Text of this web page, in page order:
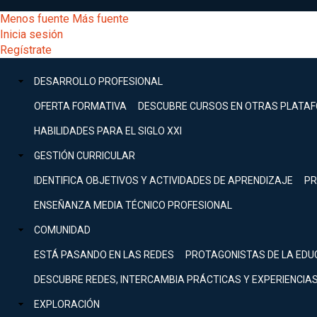
al
contenido
principal
[Educarchile
Escritorio]
Menú
entrar
mi
Menos fuente Más fuente
Inicia sesión
Regístrate
Menú
principal
DESARROLLO PROFESIONAL
OFERTA FORMATIVA DESCUBRE CURSOS EN OTRAS
HABILIDADES PARA EL SIGLO XXI
GESTIÓN CURRICULAR
IDENTIFICA OBJETIVOS Y ACTIVIDADES DE APRENDIZAJE
ENSEÑANZA MEDIA TÉCNICO PROFESIONAL
COMUNIDAD
ESTÁ PASANDO EN LAS REDES PROTAGONISTAS DE LA
DESCUBRE REDES, INTERCAMBIA PRÁCTICAS Y EXPERIENCIAS
EXPLORACIÓN
Buscar
Menú
principal
DESARROLLO
Expand
GESTIÓN
Expand
COMUNIDAD
Expand
EXPLORACIÓN
[Educarchile
Inicia